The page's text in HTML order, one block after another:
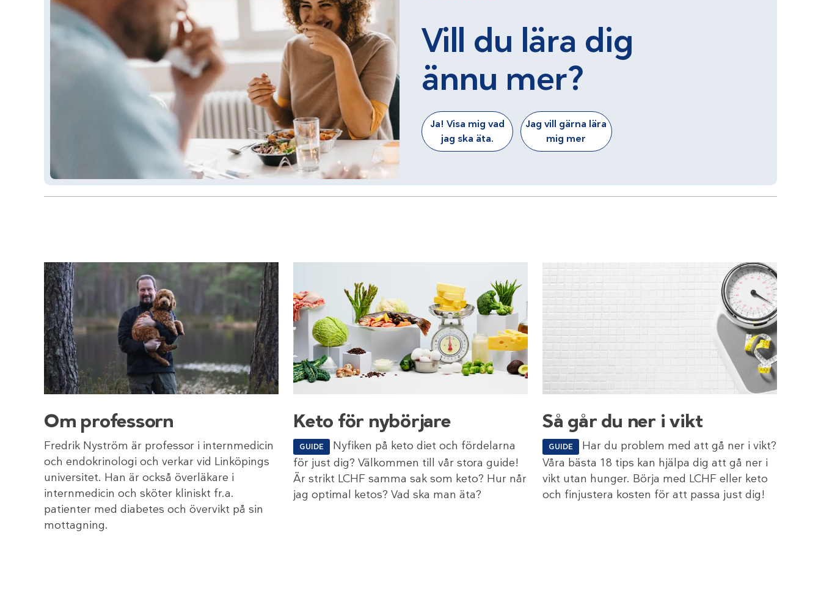
Vill du lära dig
ännu mer?
Ja! Visa mig vad
jag ska äta.
Jag vill gärna lära
mig mer
Om professorn
Fredrik Nyström är professor i internmedicin
och endokrinologi och verkar vid Linköpings
universitet. Han är också överläkare i
internmedicin och sköter kliniskt fr.a.
patienter med diabetes och övervikt på sin
mottagning.
Keto för nybörjare
GUIDE
Nyfiken på keto diet och fördelarna
för just dig? Välkommen till vår stora guide!
Är strikt LCHF samma sak som keto? Hur når
jag optimal ketos? Vad ska man äta?
Så går du ner i vikt
GUIDE
Har du problem med att gå ner i vikt?
Våra bästa 18 tips kan hjälpa dig att gå ner i
vikt utan hunger. Börja med LCHF eller keto
och finjustera kosten för att passa just dig!